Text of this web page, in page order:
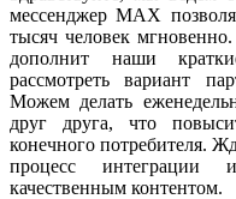
мессенджер MAX
тысяч человек
дополнит наши
рассмотреть вариант
Можем делать
друг друга, что
конечного потребителя.
процесс интеграции
качественным контентом.